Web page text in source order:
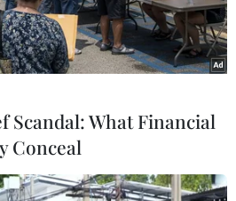
Scandal: What Financial
Conceal